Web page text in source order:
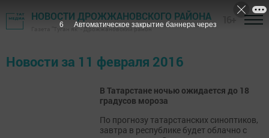
НОВОСТИ ДРОЖЖАНОВСКОГО РАЙОНА
Газета "Туган як" - Дрожжановский район
Новости за 11 февраля 2016
В Татарстане ночью ожидается до 18
градусов мороза
По прогнозу татарстанских синоптиков,
завтра в республике будет облачно с
6 Автоматическое закрытие баннера через